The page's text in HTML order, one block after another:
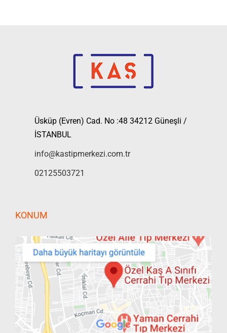
Üsküp (Evren) Cad. No :48 34212 Güneşli /
İSTANBUL
info@kastipmerkezi.com.tr
02125503721
KONUM